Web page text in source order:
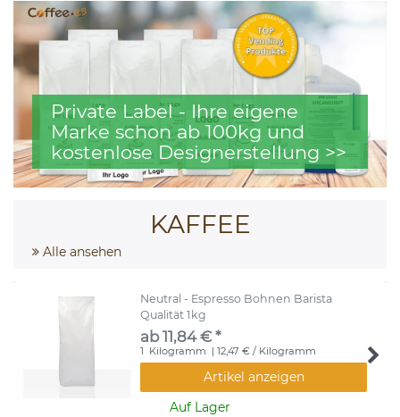
Private Label - Ihre eigene
Marke schon ab 100kg und
kostenlose Designerstellung >>
KAFFEE
Alle ansehen
Neutral - Espresso Bohnen Barista
Qualität 1kg
ab 11,84 € *
1 Kilogramm | 12,47 € / Kilogramm
Artikel anzeigen
Auf Lager